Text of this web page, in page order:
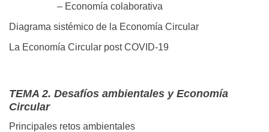
– Economía colaborativa
Diagrama sistémico de la Economía Circular
La Economía Circular post COVID-19
TEMA 2. Desafíos ambientales y Economía
Circular
Principales retos ambientales